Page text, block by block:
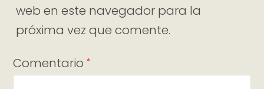
web en este navegador para la
próxima vez que comente.
Comentario *